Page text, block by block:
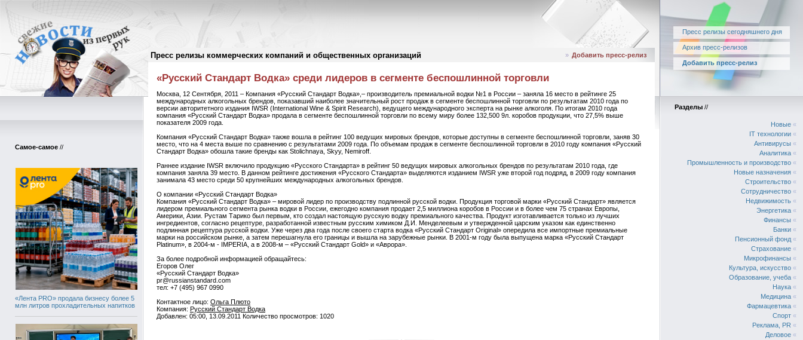
Пресс релизы коммерческих компаний и общественных организаций
Пресс релизы сегодняшнего дня
Архив пресс-релизов
Добавить пресс-релиз
Самое-самое //
«Лента PRO» продала бизнесу более 5
млн литров прохладительных напитков
Пресс-релизы// » Добавить пресс-релиз
«Русский Стандарт Водка» среди лидеров в сегменте беспошлинной торговли
Москва, 12 Сентября, 2011 – Компания «Русский Стандарт Водка»,– производитель премиальной водки №1 в России – заняла 16 место в рейтинге 25
международных алкогольных брендов, показавший наиболее значительный рост продаж в сегменте беспошлинной торговли по результатам 2010 года по
версии авторитетного издания IWSR (International Wine & Spirit Research), ведущего международного эксперта на рынке алкоголя. По итогам 2010 года
компания «Русский Стандарт Водка» продала в сегменте беспошлинной торговли по всему миру более 132,500 9л. коробов продукции, что 27,5% выше
показателя 2009 года.
Компания «Русский Стандарт Водка» также вошла в рейтинг 100 ведущих мировых брендов, которые доступны в сегменте беспошлинной торговли, заняв 30
место, что на 4 места выше по сравнению с результатами 2009 года. По объемам продаж в сегменте беспошлинной торговли в 2010 году компания «Русский
Стандарт Водка» обошла такие бренды как Stolichnaya, Skyy, Nemiroff.
Раннее издание IWSR включило продукцию «Русского Стандарта» в рейтинг 50 ведущих мировых алкогольных брендов по результатам 2010 года, где
компания заняла 39 место. В данном рейтинге достижения «Русского Стандарта» выделяются изданием IWSR уже второй год подряд, в 2009 году компания
занимала 43 место среди 50 крупнейших международных алкогольных брендов.
О компании «Русский Стандарт Водка»
Компания «Русский Стандарт Водка» – мировой лидер по производству подлинной русской водки. Продукция торговой марки «Русский Стандарт» является
лидером премиального сегмента рынка водки в России, ежегодно компания продает 2,5 миллиона коробов в России и в более чем 75 странах Европы,
Америки, Азии. Рустам Тарико был первым, кто создал настоящую русскую водку премиального качества. Продукт изготавливается только из лучших
ингредиентов, согласно рецептуре, разработанной известным русским химиком Д.И. Менделеевым и утвержденной царским указом как единственно
подлинная рецептура русской водки. Уже через два года после своего старта водка «Русский Стандарт Original» опередила все импортные премиальные
марки на российском рынке, а затем перешагнула его границы и вышла на зарубежные рынки. В 2001-м году была выпущена марка «Русский Стандарт
Platinum», в 2004-м - IMPERIA, а в 2008-м – «Русский Стандарт Gold» и «Аврора».
За более подробной информацией обращайтесь:
Егоров Олег
«Русский Стандарт Водка»
pr@russianstandard.com
тел: +7 (495) 967 0990
Контактное лицо: Ольга Плюто
Компания: Русский Стандарт Водка
Добавлен: 05:00, 13.09.2011 Количество просмотров: 1020
Разделы //
Новые «
IT технологии «
Антивирусы «
Аналитика «
Промышленность и производство «
Новые назначения «
Строительство «
Сотрудничество «
Недвижимость «
Энергетика «
Финансы «
Банки «
Пенсионный фонд «
Страхование «
Микрофинансы «
Культура, искусство «
Образование, учеба «
Наука «
Медицина «
Фармацевтика «
Спорт «
Реклама, PR «
Деловое «